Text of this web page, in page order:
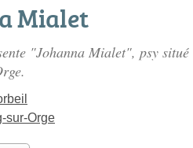
Mialet
"Johanna Mialet", psy situé
sur-Orge